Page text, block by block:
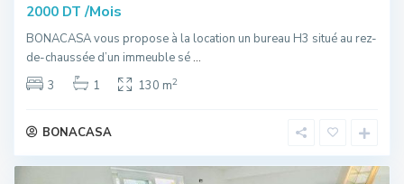
2000 DT /Mois
BONACASA vous propose à la location un bureau H3 situé au rez-
de-chaussée d’un immeuble sé...
3
1 130 m2
BONACASA